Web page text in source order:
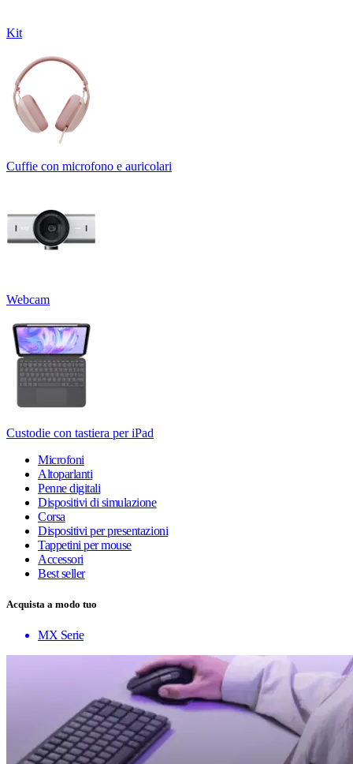
Kit
Cuffie con microfono e auricolari
Webcam
Custodie con tastiera per iPad
Microfoni
Altoparlanti
Penne digitali
Dispositivi di simulazione
Corsa
Dispositivi per presentazioni
Tappetini per mouse
Accessori
Best seller
Acquista a modo tuo
MX Serie